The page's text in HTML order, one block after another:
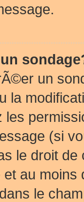
un
la
les
(si
le droit
au
le